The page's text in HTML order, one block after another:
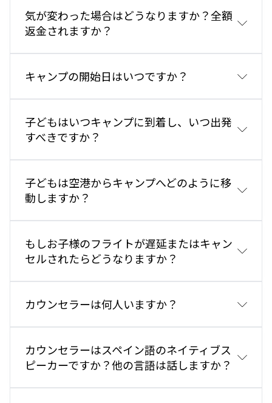
registration@enforex.comに氏名、年齢、性別 、
連絡先などの個人情報と、コースおよび宿泊の詳細
に確認されます。
MasterCard）で、申込書にカード情報を記入する
か、銀行振込で行えます。銀行振込を選択する場合
払いは可能ですが、American Expressはご利用いた
だけません。お支払い方法の詳細は申込書をご覧くだ
さい。
直前の登録も受け付けますが、4週間以上前に登録す
ることをお勧めします。早めに登録するほど、ご希望
のサマーキャンプに空きがある可能性/保証が高くな
ります。
の登録の場合は予約時にお支払いください。
気が変わった場合はどうなりますか？全額
返金されますか？
キャンプの開始日はいつですか？
ャンプ日程
子どもはいつキャンプに到着し、いつ出発
すべきですか？
お子様のキャンプ期間の初日は常に日曜日、最終日は
常に土曜日です。旅行計画をそのようにご調整くださ
い。
さらに、バス送迎をご利用の場合、お子様は各2週間
のキャンプ期間の初日（日曜日）にマドリード空港に
午前9:00前までに到着するようにし、帰国便はプロ
グラム最終日（土曜日）の午後遅くまたは夜に設定し
てください。スペインへの旅行を計画する前に、必ず
子どもは空港からキャンプへどのように移
動しますか？
さい：キャンプ送迎
もしお子様のフライトが遅延またはキャン
セルされたらどうなりますか？
カウンセラーは何人いますか？
カウンセラーはスペイン語のネイティブス
ピーカーですか？他の言語は話しますか？